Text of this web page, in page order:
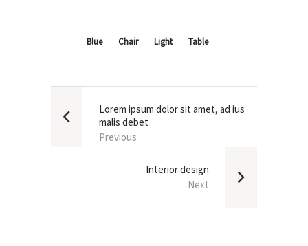
Blue Chair Light Table
Lorem ipsum dolor sit amet, ad ius
malis debet
Previous
Interior design
Next